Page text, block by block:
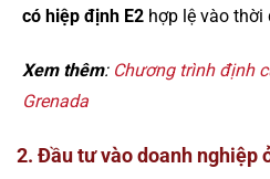
có hiệp định E2 hợp lệ vào
Xem thêm: Chương trình định
Grenada
2. Đầu tư vào doanh nghiệp